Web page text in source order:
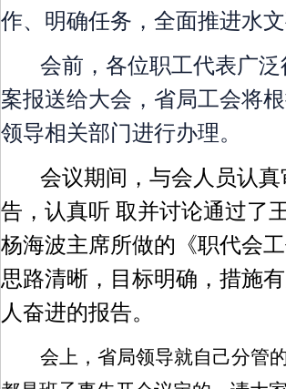
作、明确任务，全面推进水
会前，各位职工代表广
案报送给大会，省局工会将
领导相关部门进行办理。
会议期间，与会人员认
告，认真听 取并讨论通过了
杨海波主席所做的《职代会
思路清晰，目标明确，措施
人奋进的报告。
会上，省局领导就自己分管